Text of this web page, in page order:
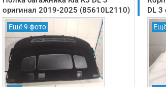
оригинал 2019-2025 (85610L2110)
Ещё 9 фото
DL 3